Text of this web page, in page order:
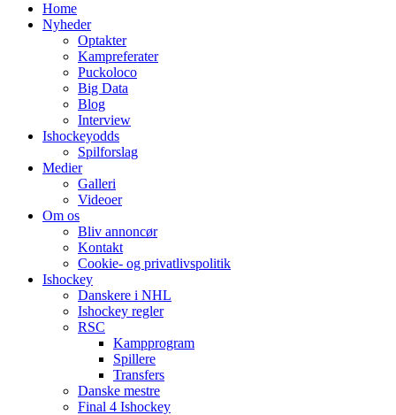
Home
Nyheder
Optakter
Kampreferater
Puckoloco
Big Data
Blog
Interview
Ishockeyodds
Spilforslag
Medier
Galleri
Videoer
Om os
Bliv annoncør
Kontakt
Cookie- og privatlivspolitik
Ishockey
Danskere i NHL
Ishockey regler
RSC
Kampprogram
Spillere
Transfers
Danske mestre
Final 4 Ishockey